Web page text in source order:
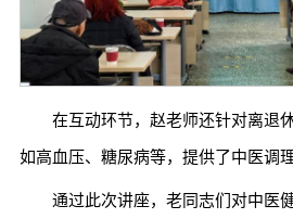
在互动环节，赵老师还针对离退
如高血压、糖尿病等，提供了中医调
通过此次讲座，老同志们对中医